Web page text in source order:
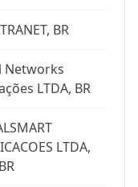
BR
Networks
LTDA, BR
LTDA,
BR